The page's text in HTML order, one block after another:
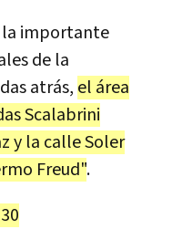
la importante
de la
atrás, el área
Scalabrini
y la calle Soler
Freud".